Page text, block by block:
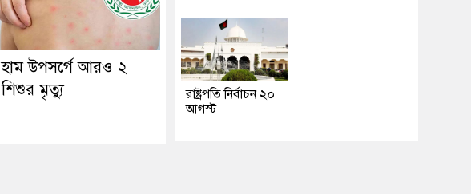
হাম উপসর্গে আরও ২
শিশুর মৃত্যু
রাষ্ট্রপতি নির্বাচন ২০
আগস্ট